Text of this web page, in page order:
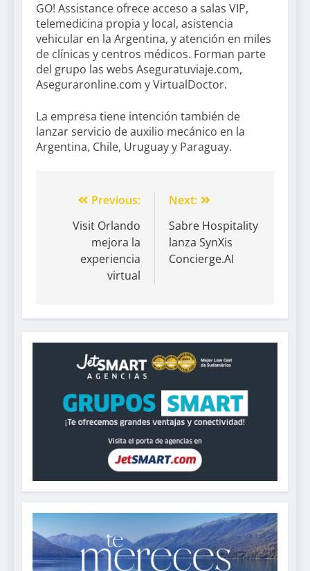
GO! Assistance ofrece acceso a salas VIP,
telemedicina propia y local, asistencia
vehicular en la Argentina, y atención en miles
de clínicas y centros médicos. Forman parte
del grupo las webs Aseguratuviaje.com,
Aseguraronline.com y VirtualDoctor.
La empresa tiene intención también de
lanzar servicio de auxilio mecánico en la
Argentina, Chile, Uruguay y Paraguay.
Previous:
Visit Orlando
mejora la
experiencia
virtual
Next:
Sabre Hospitality
lanza SynXis
Concierge.AI